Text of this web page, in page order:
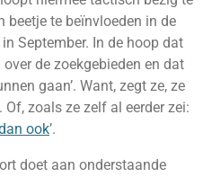
beetje te beïnvloeden in de
September. In de hoop dat
de zoekgebieden en dat
gaan’. Want, zegt ze, ze
zoals ze zelf al eerder zei:
ook’.
doet aan onderstaande